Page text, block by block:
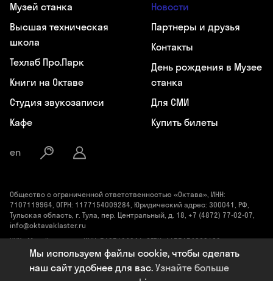
Музей станка
Высшая техническая
школа
Техлаб Про.Парк
Книги на Октаве
Студия звукозаписи
Кафе
Новости
Партнеры и друзья
Контакты
День рождения в Музее
станка
Для СМИ
Купить билеты
en
Общество с ограниченной ответственностью «Октава», ИНН:
7107119964, ОГРН: 1177154009284, Юридический адрес: 300041, РФ,
Тульская область, г. Тула, пер. Центральный, д. 18, +7 (4872) 77-02-07,
info@oktavaklaster.ru
ЧУК «Музей станка», ИНН: 7107124241, ОГРН: 1177154030162,
Юридический адрес: 300041, Тульская область, г. Тула, пер.
Центральный, д. 18, +7 (991) 414-00-98, info@oktavaklaster.ru
Политика обработки персональных данных
Мы используем файлы cookie, чтобы сделать
наш сайт удобнее для вас. Узнайте больше